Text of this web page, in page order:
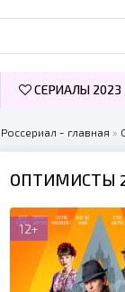
Россериал - главная »
ОПТИМИСТЫ
12+
СЕРИАЛЫ 2023